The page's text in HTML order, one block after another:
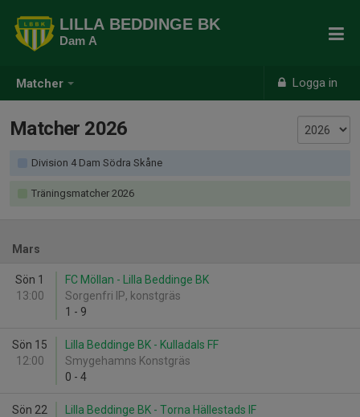
Matcher Logga in
LILLA BEDDINGE BK
Dam A
Matcher 2026
Division 4 Dam Södra Skåne
Träningsmatcher 2026
Mars
Sön 1
13:00
FC Möllan - Lilla Beddinge BK
Sorgenfri IP, konstgräs
1 - 9
Sön 15
12:00
Lilla Beddinge BK - Kulladals FF
Smygehamns Konstgräs
0 - 4
Sön 22
Lilla Beddinge BK - Torna Hällestads IF